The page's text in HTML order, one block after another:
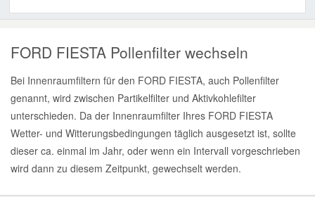
FORD FIESTA Pollenfilter wechseln
Bei Innenraumfiltern für den FORD FIESTA, auch Pollenfilter
genannt, wird zwischen Partikelfilter und Aktivkohlefilter
unterschieden. Da der Innenraumfilter Ihres FORD FIESTA
Wetter- und Witterungsbedingungen täglich ausgesetzt ist, sollte
dieser ca. einmal im Jahr, oder wenn ein Intervall vorgeschrieben
wird dann zu diesem Zeitpunkt, gewechselt werden.